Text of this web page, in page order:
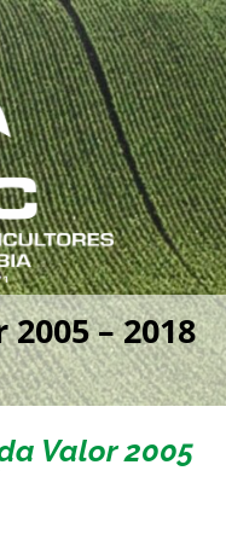
– 2018
Valor 2005